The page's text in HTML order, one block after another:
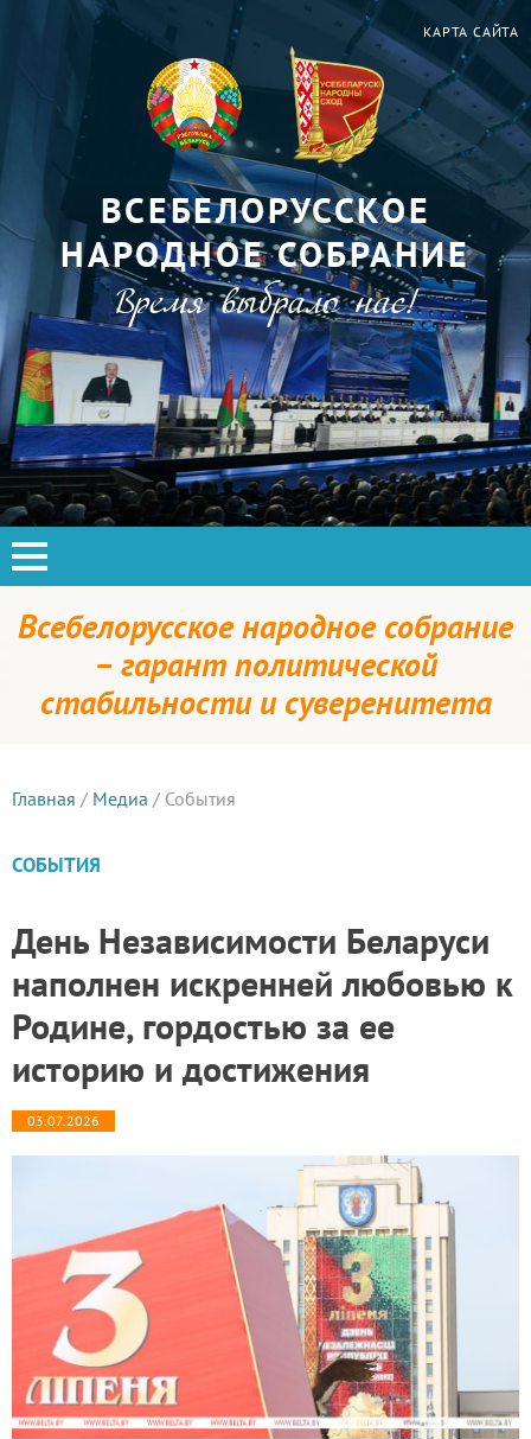
КАРТА САЙТА
ВСЕБЕЛОРУССКОЕ
НАРОДНОЕ СОБРАНИЕ
Время выбрало нас!
Всебелорусское народное собрание
– гарант политической
стабильности и суверенитета
Главная / Медиа / События
СОБЫТИЯ
День Независимости Беларуси
наполнен искренней любовью к
Родине, гордостью за ее
историю и достижения
03.07.2026